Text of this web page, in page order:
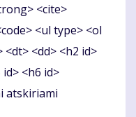
<cite>
<ul type> <ol
<dd> <h2 id>
<h6 id>
atskiriami